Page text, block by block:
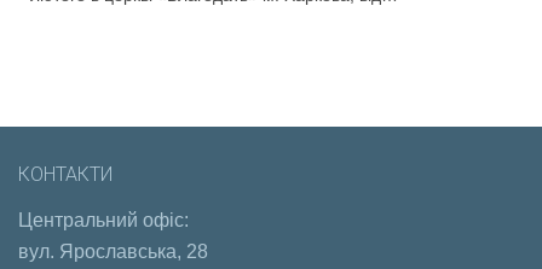
КОНТАКТИ
Центральний офіс:
вул. Ярославська, 28